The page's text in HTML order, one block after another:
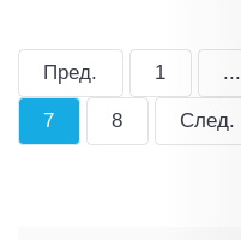
Пред. 1 ...
7 8 След.